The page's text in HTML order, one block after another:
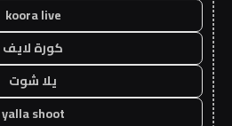
koora live
كورة لايف
يلا شوت
yalla shoot